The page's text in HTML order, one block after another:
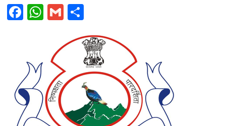
Facebook
WhatsApp
Gmail